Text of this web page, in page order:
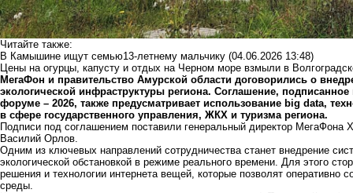
Читайте также:
В Камышине ищут семью13-летнему мальчику (04.06.2026 13:48)
Цены на огурцы, капусту и отдых на Черном море взмыли в
МегаФон и правительство Амурской области договорились о
экологической инфраструктуры региона. Соглашение,
форуме – 2026, также предусматривает использование big data,
в сфере государственного управления, ЖКХ и туризма региона.
Подписи под соглашением поставили генеральный директор МегаФона
Василий Орлов.
Одним из ключевых направлений сотрудничества станет внедрение
экологической обстановкой в режиме реального времени. Для этого
решения и технологии интернета вещей, которые позволят оперативно
среды.